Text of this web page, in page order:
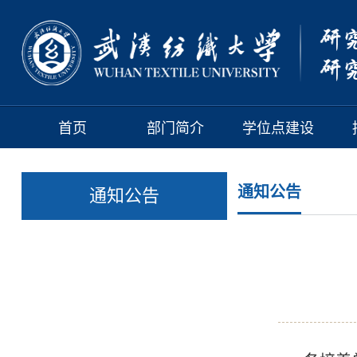
首页 部门简介 学位点建设
通知公告 通知公告